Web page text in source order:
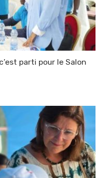
parti pour le Salon